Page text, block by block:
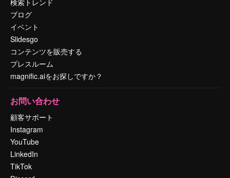
検索トレンド
ブログ
イベント
Slidesgo
コンテンツを販売する
プレスルーム
magnific.aiをお探しですか？
お問い合わせ
顧客サポート
Instagram
YouTube
LinkedIn
TikTok